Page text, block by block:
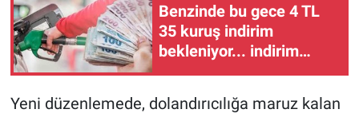
Benzinde bu gece 4 TL
35 kuruş indirim
bekleniyor... indirim
ÖTV'ye gidecek,
Yeni düzenlemede, dolandırıcılığa maruz kalan